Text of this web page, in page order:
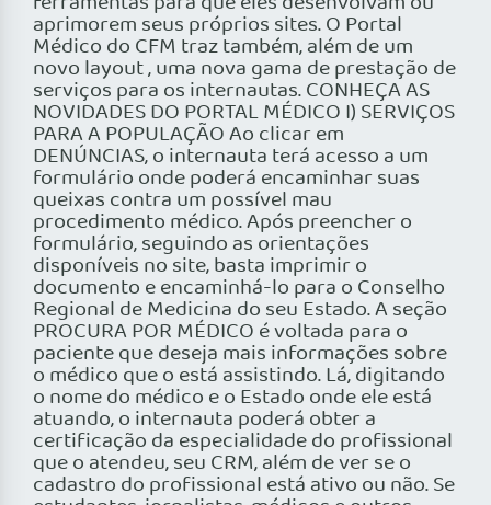
aprimorem seus próprios sites. O Portal
Médico do CFM traz também, além de um
novo layout , uma nova gama de prestação de
serviços para os internautas. CONHEÇA AS
NOVIDADES DO PORTAL MÉDICO I) SERVIÇOS
PARA A POPULAÇÃO Ao clicar em
DENÚNCIAS, o internauta terá acesso a um
formulário onde poderá encaminhar suas
queixas contra um possível mau
procedimento médico. Após preencher o
formulário, seguindo as orientações
disponíveis no site, basta imprimir o
documento e encaminhá-lo para o Conselho
Regional de Medicina do seu Estado. A seção
PROCURA POR MÉDICO é voltada para o
paciente que deseja mais informações sobre
o médico que o está assistindo. Lá, digitando
o nome do médico e o Estado onde ele está
atuando, o internauta poderá obter a
certificação da especialidade do profissional
que o atendeu, seu CRM, além de ver se o
cadastro do profissional está ativo ou não. Se